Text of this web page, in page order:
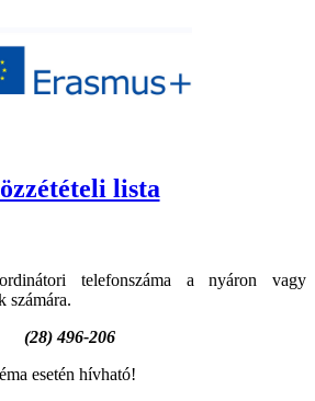
lista
telefonszáma a nyáron vagy
számára.
(28) 496-206
esetén hívható!